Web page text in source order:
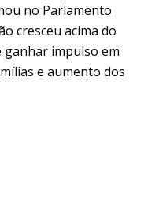
no Parlamento
cresceu acima do
ganhar impulso em
e aumento dos